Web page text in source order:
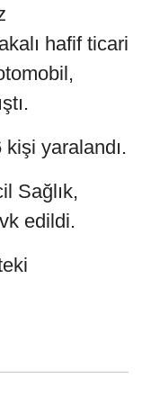
hafif ticari
yaralandı.
Sağlık,
edildi.